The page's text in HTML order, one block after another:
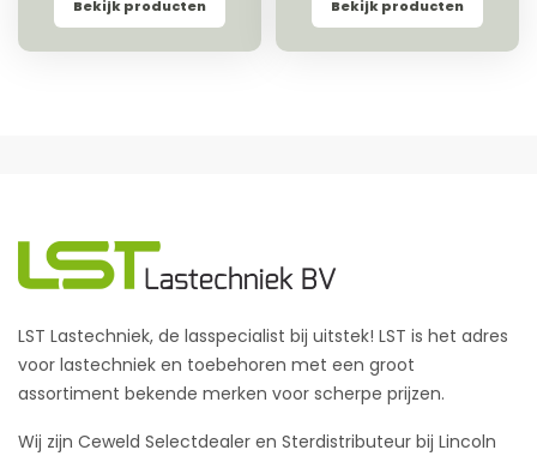
Bekijk producten Bekijk producten
LST Lastechniek, de lasspecialist bij uitstek! LST is het adres
voor lastechniek en toebehoren met een groot
assortiment bekende merken voor scherpe prijzen.
Wij zijn Ceweld Selectdealer en Sterdistributeur bij Lincoln